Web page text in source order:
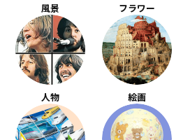
風景 フラワー
人物 絵画